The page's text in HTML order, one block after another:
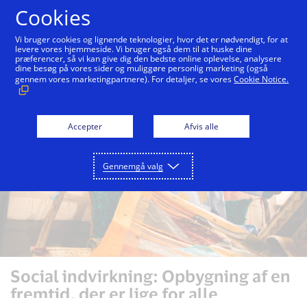
Inklusion og mangfoldighed Social indvirkning
Social indvirkning: Opbygning af en
fremtid, der er lige for alle
Cookies
Vi bruger cookies og lignende teknologier, hvor det er nødvendigt, for at
levere vores hjemmeside. Vi bruger også dem til at huske dine
præferencer, så vi kan give dig den bedste online oplevelse, analysere
dine besøg på vores sider og muliggøre personlig marketing (også
gennem vores marketingpartnere). For detaljer, se voresCookie Notice.
Accepter Afvis alle
Gennemgå valg